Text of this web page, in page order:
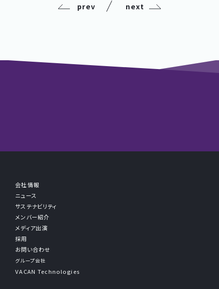
prev next
会社情報
ニュース
サステナビリティ
メンバー紹介
メディア出演
採用
お問い合わせ
グループ会社
VACAN Technologies